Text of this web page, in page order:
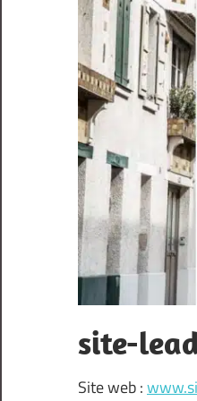
site-
Site web :